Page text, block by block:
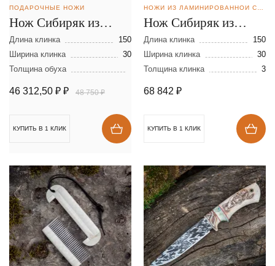
ПОДАРОЧНЫЕ НОЖИ
Нож Сибиряк из
ламинированной
стали
Длина клинка
150
Ширина клинка
30
Толщина обуха
46 312,50 ₽ ₽ 48 750 ₽
КУПИТЬ В 1 КЛИК
НОЖИ ИЗ ЛАМИНИРОВАННОЙ СТАЛИ
Нож Сибиряк из
ламинированной
стали
Длина клинка
150
Ширина клинка
30
Толщина клинка
3
68 842 ₽
КУПИТЬ В 1 КЛИК